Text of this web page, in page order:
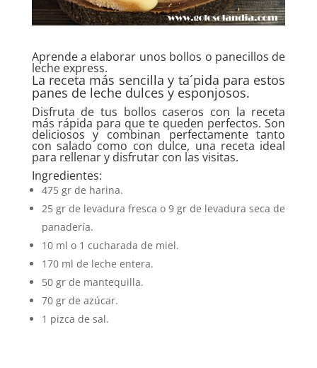
Aprende a elaborar unos bollos o panecillos de
leche express.
La receta más sencilla y ta´pida para estos
panes de leche dulces y esponjosos.
Disfruta de tus bollos caseros con la receta
más rápida para que te queden perfectos. Son
deliciosos y combinan perfectamente tanto
con salado como con dulce, una receta ideal
para rellenar y disfrutar con las visitas.
Ingredientes:
475 gr de harina.
25 gr de levadura fresca o 9 gr de levadura seca de
panadería.
10 ml o 1 cucharada de miel.
170 ml de leche entera.
50 gr de mantequilla.
70 gr de azúcar.
1 pizca de sal.